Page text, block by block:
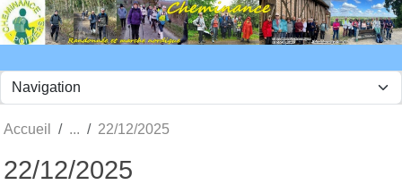
Accueil 22/12/2025
22/12/2025
Panneau de gestion des cookies